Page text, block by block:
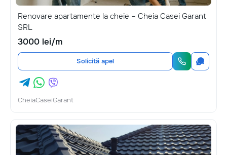
Renovare apartamente la cheie – Cheia Casei Garant
SRL
3000 lei/m
Solicită apel
CheiaCaseiGarant